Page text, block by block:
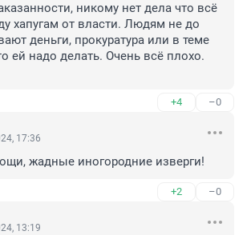
никому нет дела что всё
хапугам от власти. Людям не до
деньги, прокуратура или в теме
ей надо делать. Очень всё плохо.
+4 –0
17:36
жадные иногородние изверги!
+2 –0
13:19